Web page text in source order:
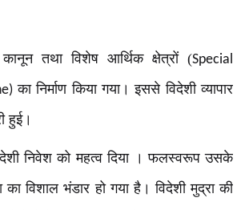
तथा विशेष आर्थिक क्षेत्रों (Special
का निर्माण किया गया। इससे विदेशी व्यापार
हुई।
निवेश को महत्व दिया । फलस्वरूप उसके
का विशाल भंडार हो गया है। विदेशी मुद्रा की